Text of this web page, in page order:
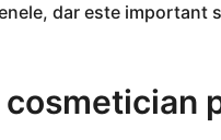
dar este important